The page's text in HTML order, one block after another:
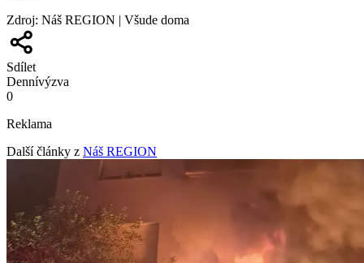
Zdroj: Náš REGION | Všude doma
Sdílet
Dennívýzva
0
Reklama
Další články z Náš REGION